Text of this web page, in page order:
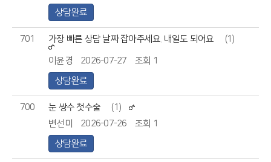
상담완료
701 가장 빠른 상담 날짜 잡아주세요. 내일도 되어요 (1)
이윤경 2026-07-27
조회 1
상담완료
700 눈 쌍수 첫수술
(1)
변선미
2026-07-26
조회 1
상담완료